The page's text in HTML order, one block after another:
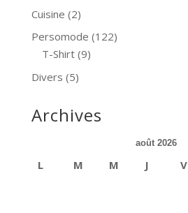
Cuisine (2)
Persomode (122)
T-Shirt (9)
Divers (5)
Archives
août 2026
L M M J V